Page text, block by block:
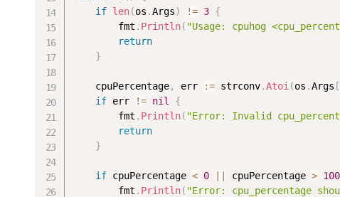
if len(os .Args) != 3 {
        fmt
. Println( "Usage: cpuhog
return
}
    cpuPercentage
, err := strconv.Atoi (os .Args [
if err != nil
{
        fmt
. Println( "Error: Invalid
return
}
if cpuPercentage < 0 cpuPercentage > 100
        fmt
. Println( "Error: cpu_percentage